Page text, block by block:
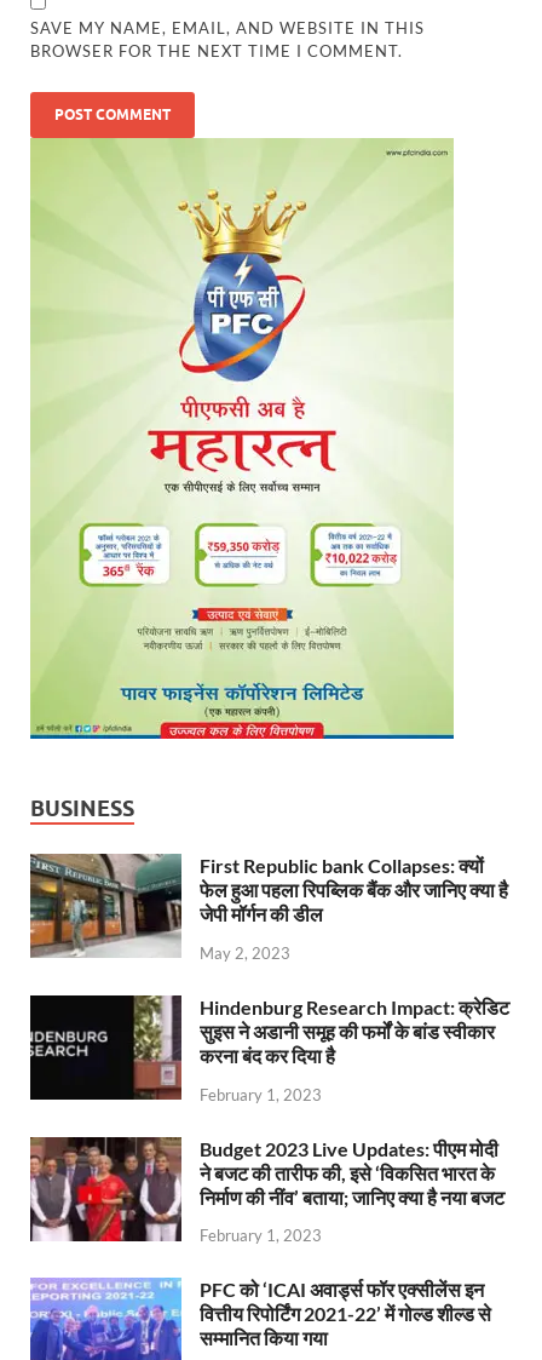
SAVE MY NAME, EMAIL, AND WEBSITE IN THIS
BROWSER FOR THE NEXT TIME I COMMENT.
BUSINESS
First Republic bank Collapses: क्यों
फेल हुआ पहला रिपब्लिक बैंक और जानिए क्या है
जेपी मॉर्गन की डील
May 2, 2023
Hindenburg Research Impact: क्रेडिट
सुइस ने अडानी समूह की फर्मों के बांड स्वीकार
करना बंद कर दिया है
February 1, 2023
Budget 2023 Live Updates: पीएम मोदी
ने बजट की तारीफ की, इसे ‘विकसित भारत के
निर्माण की नींव’ बताया; जानिए क्या है नया बजट
February 1, 2023
PFC को ‘ICAI अवार्ड्स फॉर एक्सीलेंस इन
वित्तीय रिपोर्टिंग 2021-22’ में गोल्ड शील्ड से
सम्मानित किया गया